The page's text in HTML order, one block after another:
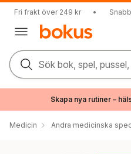
Fri frakt över 249 kr •
Sök bok, spel,
Skapa nya rutiner –
Medicin Andra medicinska